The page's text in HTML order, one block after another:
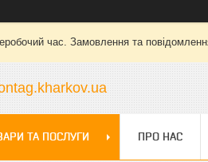
час. Замовлення та
ТА ПОСЛУГИ ПРО НАС